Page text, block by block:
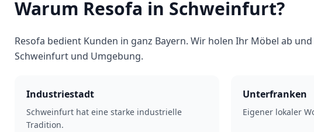
Warum Resofa in Schweinfurt?
Resofa bedient Kunden in ganz Bayern. Wir holen Ihr Möbel ab
Schweinfurt und Umgebung.
Industriestadt
Schweinfurt hat eine starke industrielle
Tradition.
Unterfranken
Eigener lokaler